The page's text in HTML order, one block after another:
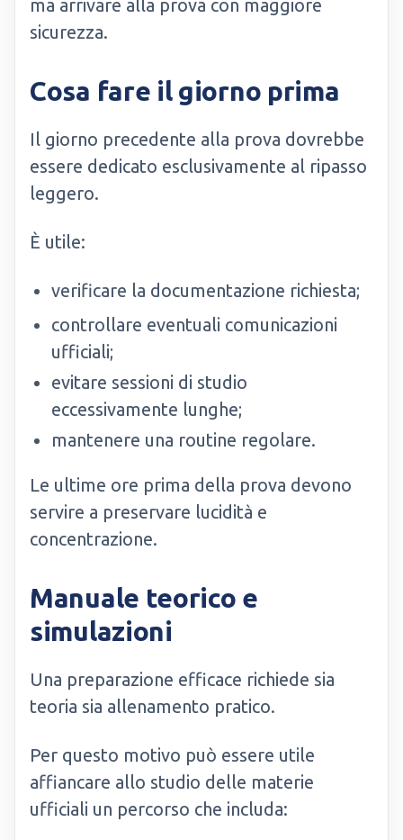
ma arrivare alla prova con maggiore
sicurezza.
Cosa fare il giorno prima
Il giorno precedente alla prova dovrebbe
essere dedicato esclusivamente al ripasso
leggero.
È utile:
verificare la documentazione richiesta;
controllare eventuali comunicazioni
ufficiali;
evitare sessioni di studio
eccessivamente lunghe;
mantenere una routine regolare.
Le ultime ore prima della prova devono
servire a preservare lucidità e
concentrazione.
Manuale teorico e
simulazioni
Una preparazione efficace richiede sia
teoria sia allenamento pratico.
Per questo motivo può essere utile
affiancare allo studio delle materie
ufficiali un percorso che includa: